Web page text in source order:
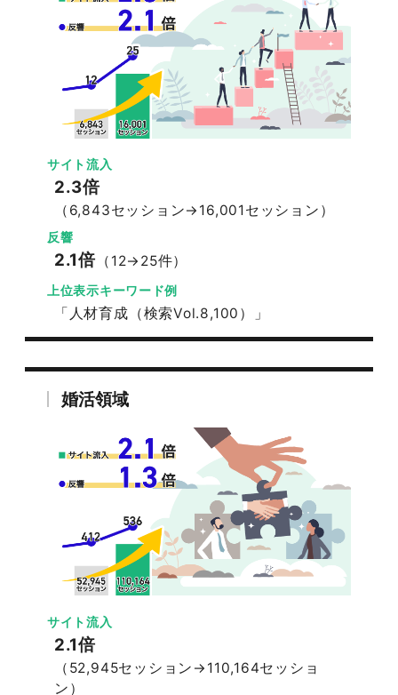
サイト流入
2.3倍
（6,843セッション→16,001セッション）
反響
2.1倍 （12→25件）
上位表示キーワード例
「人材育成（検索Vol.8,100）」
婚活領域
サイト流入
2.1倍
（52,945セッション→110,164セッショ
ン）